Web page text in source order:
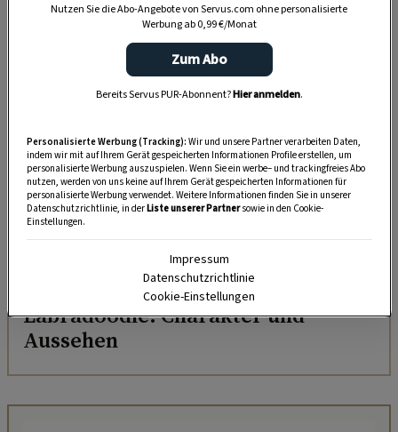
DAS KÖNNTE SIE AUCH INTERESSIEREN
Labradoodle: Charakter und
Aussehen
Nutzen Sie die Abo-Angebote von Servus.com ohne personalisierte
Werbung ab 0,99 €/Monat
Zum Abo
Bereits Servus PUR-Abonnent?Hier anmelden.
Personalisierte Werbung (Tracking): Wir und unsere Partner verarbeiten Daten,
indem wir mit auf Ihrem Gerät gespeicherten Informationen Profile erstellen, um
personalisierte Werbung auszuspielen. Wenn Sie ein werbe– und trackingfreies Abo
nutzen, werden von uns keine auf Ihrem Gerät gespeicherten Informationen für
personalisierte Werbung verwendet. Weitere Informationen finden Sie in unserer
Datenschutzrichtlinie, in derListe unserer Partnersowie in den Cookie-
Einstellungen.
Impressum
Datenschutzrichtlinie
Cookie-Einstellungen